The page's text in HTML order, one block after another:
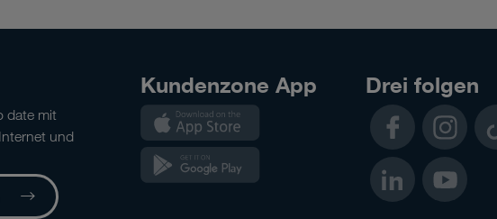
date mit
und
Kundenzone App Drei folgen
InstagramTikTok
YouTube